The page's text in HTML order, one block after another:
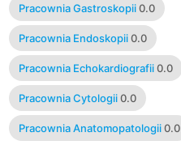
Pracownia Gastroskopii 0.0
Pracownia Endoskopii 0.0
Pracownia Echokardiografii 0.0
Pracownia Cytologii 0.0
Pracownia Anatomopatologii 0.0